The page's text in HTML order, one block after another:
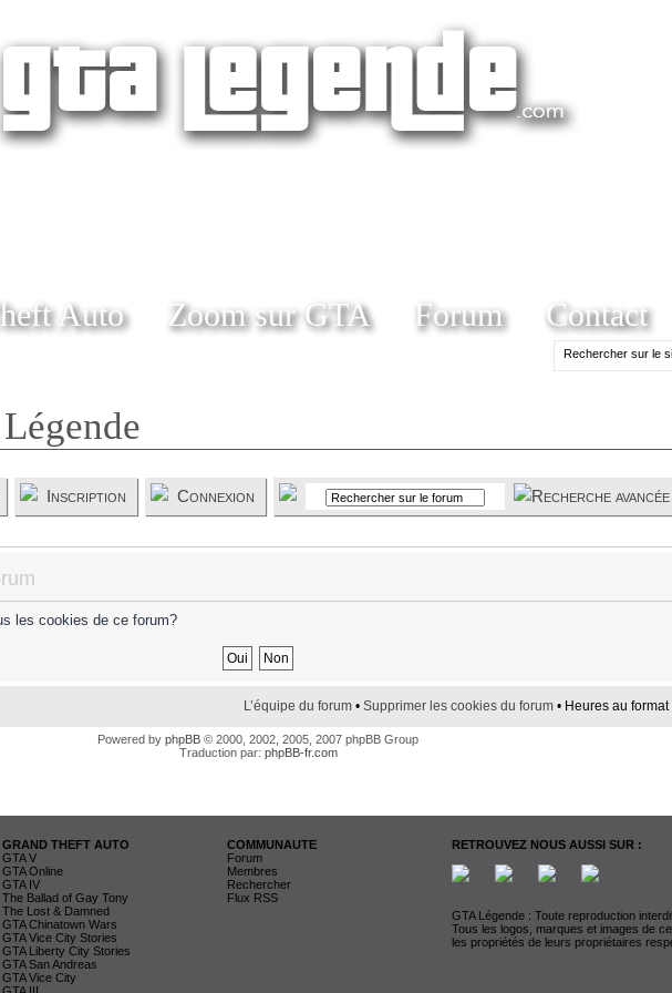
Auto Zoom sur GTA Forum Contact
Inscription Connexion
les cookies de ce forum?
L’équipe du forum • Supprimer les cookies du forum • Heures au
Powered by phpBB © 2000, 2002, 2005, 2007 phpBB Group
Traduction par: phpBB-fr.com
GRAND THEFT AUTO
GTA V
GTA Online
GTA IV
The Ballad of Gay Tony
The Lost & Damned
GTA Chinatown Wars
GTA Vice City Stories
GTA Liberty City Stories
GTA San Andreas
GTA Vice City
COMMUNAUTE
Forum
Membres
Rechercher
Flux RSS
RETROUVEZ NOUS AUSSI SUR :
GTA Légende : Toute reproduction
Tous les logos, marques et images de
les propriétés de leurs propriétaires